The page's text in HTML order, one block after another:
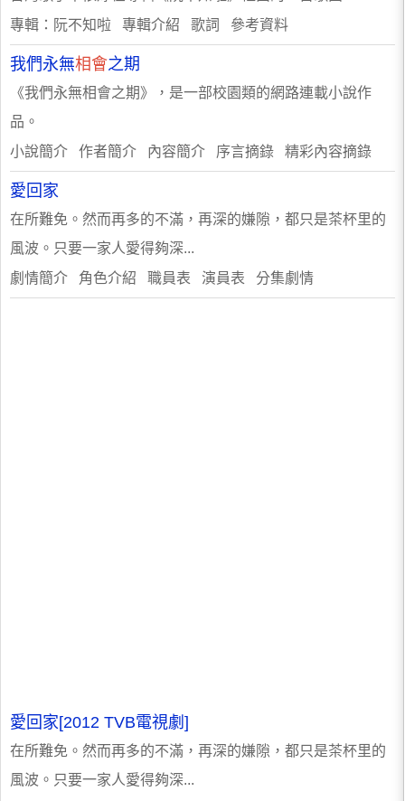
專輯：阮不知啦 專輯介紹 歌詞 參考資料
我們永無相會之期
《我們永無相會之期》，是一部校園類的網路連載小說作
品。
小說簡介 作者簡介 內容簡介 序言摘錄 精彩內容摘錄
愛回家
在所難免。然而再多的不滿，再深的嫌隙，都只是茶杯里的
風波。只要一家人愛得夠深...
劇情簡介 角色介紹 職員表 演員表 分集劇情
愛回家[2012 TVB電視劇]
在所難免。然而再多的不滿，再深的嫌隙，都只是茶杯里的
風波。只要一家人愛得夠深...